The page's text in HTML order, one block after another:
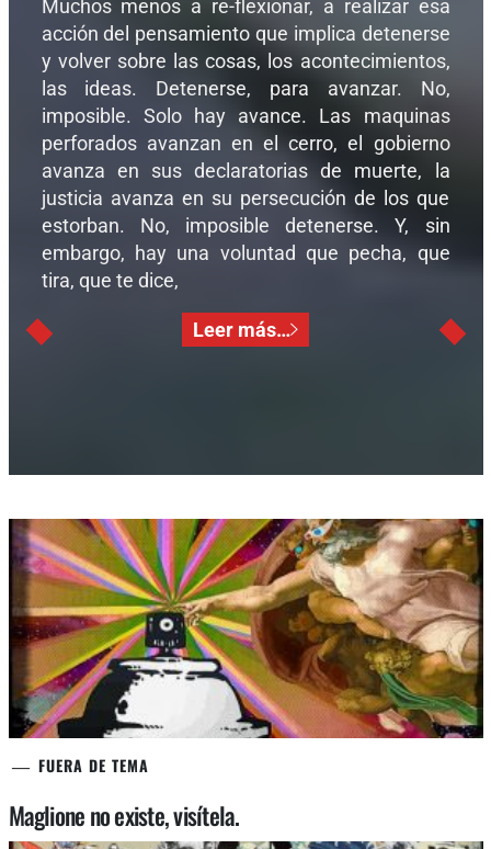
Muchos menos a re-flexionar, a realizar esa
acción del pensamiento que implica detenerse
y volver sobre las cosas, los acontecimientos,
las ideas. Detenerse, para avanzar. No,
imposible. Solo hay avance. Las maquinas
perforados avanzan en el cerro, el gobierno
avanza en sus declaratorias de muerte, la
justicia avanza en su persecución de los que
estorban. No, imposible detenerse. Y, sin
embargo, hay una voluntad que pecha, que
tira, que te dice,
Leer más…
FUERA DE TEMA
Maglione no existe, visítela.